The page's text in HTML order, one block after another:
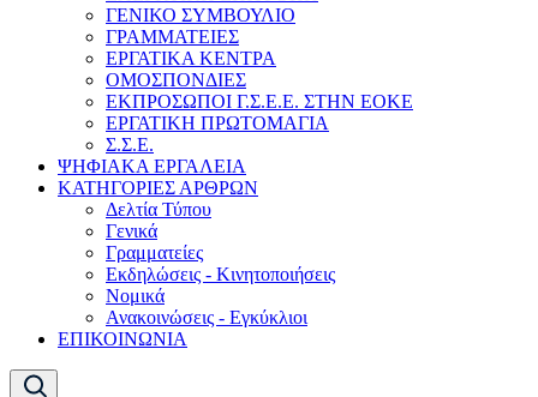
ΓΕΝΙΚΟ ΣΥΜΒΟΥΛΙΟ
ΓΡΑΜΜΑΤΕΙΕΣ
ΕΡΓΑΤΙΚΑ ΚΕΝΤΡΑ
ΟΜΟΣΠΟΝΔΙΕΣ
ΕΚΠΡΟΣΩΠΟΙ Γ.Σ.Ε.Ε. ΣΤΗΝ ΕΟΚΕ
ΕΡΓΑΤΙΚΗ ΠΡΩΤΟΜΑΓΙΑ
Σ.Σ.Ε.
ΨΗΦΙΑΚΑ ΕΡΓΑΛΕΙΑ
ΚΑΤΗΓΟΡΙΕΣ ΑΡΘΡΩΝ
Δελτία Τύπου
Γενικά
Γραμματείες
Εκδηλώσεις - Κινητοποιήσεις
Νομικά
Ανακοινώσεις - Εγκύκλιοι
ΕΠΙΚΟΙΝΩΝΙΑ